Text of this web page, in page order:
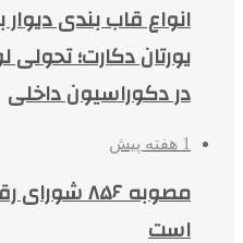
انواع قاب بندی
یورتان دکارت؛
در دکوراسیون داخلی
1 هفته پیش
مصوبه ۸۵۶
است